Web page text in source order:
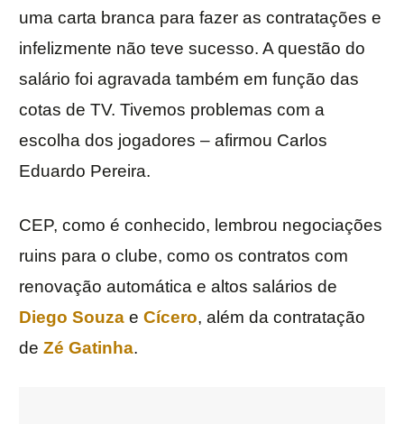
uma carta branca para fazer as contratações e
infelizmente não teve sucesso. A questão do
salário foi agravada também em função das
cotas de TV. Tivemos problemas com a
escolha dos jogadores – afirmou Carlos
Eduardo Pereira.
CEP, como é conhecido, lembrou negociações
ruins para o clube, como os contratos com
renovação automática e altos salários de
Diego Souza e Cícero, além da contratação
de Zé Gatinha.